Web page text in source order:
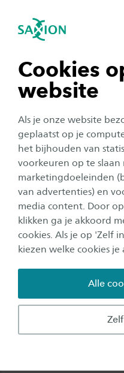
Cookies
website
Als je onze website
geplaatst op je
het bijhouden van
voorkeuren op te slaan
marketingdoeleinden
van advertenties) en
media content. Door
klikken ga je akkoord
cookies. Als je op 'Zelf
kiezen welke cookies je
Alle
Navigatie openen
tonen
tonen
tonen
tonen
sluiten
SDG 13:
Iedereen ondervindt
klimaatverandering,
worden het hardst
ontwikkelingsdoel
mikt op een
dollar voor
gevolgen van
vangen. Dit moet
inspanningen om
invoeren van
De 17 duurzame
toekomstbestendige